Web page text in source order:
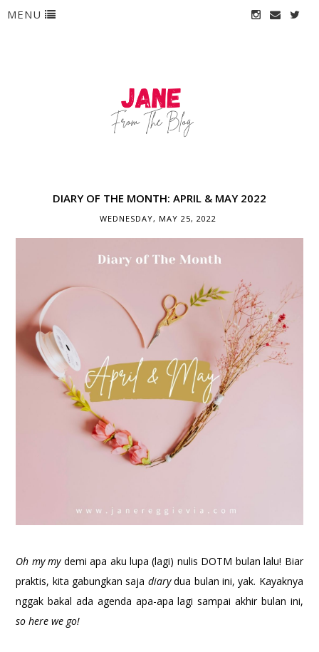
MENU
DIARY OF THE MONTH: APRIL & MAY 2022
WEDNESDAY, MAY 25, 2022
Oh my mydemi apa aku lupa (lagi) nulis DOTM bulan lalu! Biar
praktis, kita gabungkan saja diarydua bulan ini, yak. Kayaknya
nggak bakal ada agenda apa-apa lagi sampai akhir bulan ini,
so here we go!